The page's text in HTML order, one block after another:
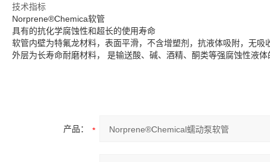
技术指标
Norprene®Chemica软管
具有的抗化学腐蚀性和超长的使用寿命
软管内壁为特氟龙材料，表面平滑，不含增塑剂，抗液体吸附，无吸
外层为长寿命耐磨材料， 是输送酸、碱、酒精、酮类等强腐蚀性液
产品：